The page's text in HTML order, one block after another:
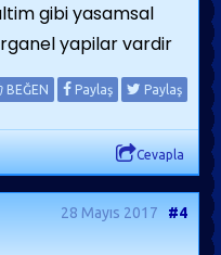
gibi yasamsal
yapilar vardir
BEĞEN Paylaş Paylaş
Cevapla
28 Mayıs 2017 #4